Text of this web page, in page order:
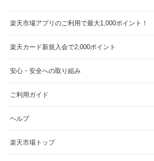
楽天市場アプリのご利用で最大1,000ポイント！
楽天カード新規入会で2,000ポイント
安心・安全への取り組み
ご利用ガイド
ヘルプ
楽天市場トップ